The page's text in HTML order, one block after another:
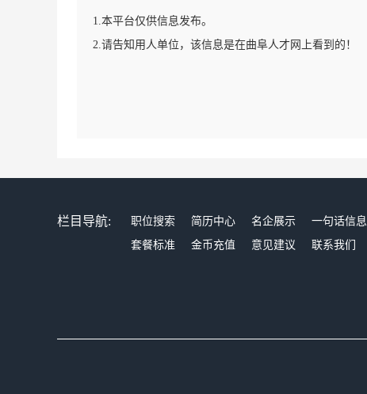
1.本平台仅供信息发布。
2.请告知用人单位，该信息是在曲阜人才网上看到的！
栏目导航: 职位搜索 简历中心 名企展示 一句话信息
套餐标准
金币充值 意见建议 联系我们